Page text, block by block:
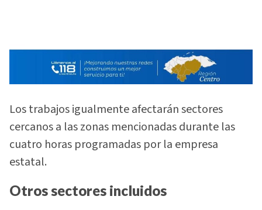
Los trabajos igualmente afectarán sectores
cercanos a las zonas mencionadas durante las
cuatro horas programadas por la empresa
estatal.
Otros sectores incluidos